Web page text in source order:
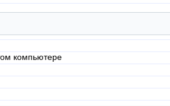
компьютере